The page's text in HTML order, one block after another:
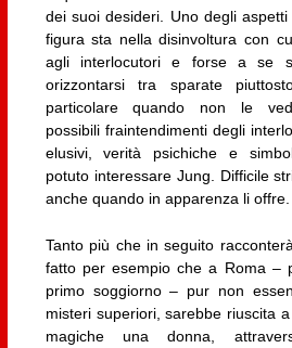
dei suoi desideri. Uno degli
figura sta nella disinvoltura con
agli interlocutori e forse a se
orizzontarsi tra sparate
particolare quando non le
possibili fraintendimenti degli
elusivi, verità psichiche e
potuto interessare Jung. Difficile
anche quando in apparenza li offre.
Tanto più che in seguito
fatto per esempio che a Roma –
primo soggiorno – pur non
misteri superiori, sarebbe riuscita
magiche una donna,